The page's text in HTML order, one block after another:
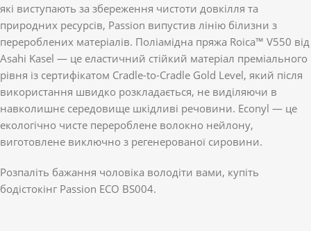
які виступають за збереження чистоти довкілля та
природних ресурсів, Passion випустив лінію білизни з
перероблених матеріалів. Поліамідна пряжа Roica™ V550 від
Asahi Kasel — це еластичний стійкий матеріал преміального
рівня із сертифікатом Cradle-to-Cradle Gold Level, який після
використання швидко розкладається, не виділяючи в
навколишнє середовище шкідливі речовини. Econyl — це
екологічно чисте перероблене волокно нейлону,
виготовлене виключно з регенерованої сировини.
Розпаліть бажання чоловіка володіти вами, купіть
бодістокінг Passion ECO BS004.